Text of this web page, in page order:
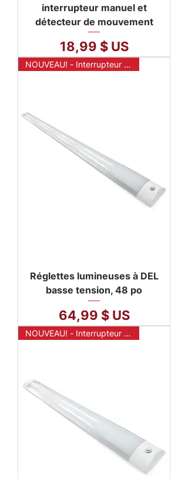
interrupteur manuel et
détecteur de mouvement
Prix
18,99 $ US
NOUVEAU! - Interrupteur mural sans fil
Réglettes lumineuses à DEL
basse tension, 48 po
Prix
64,99 $ US
NOUVEAU! - Interrupteur mural sans fil